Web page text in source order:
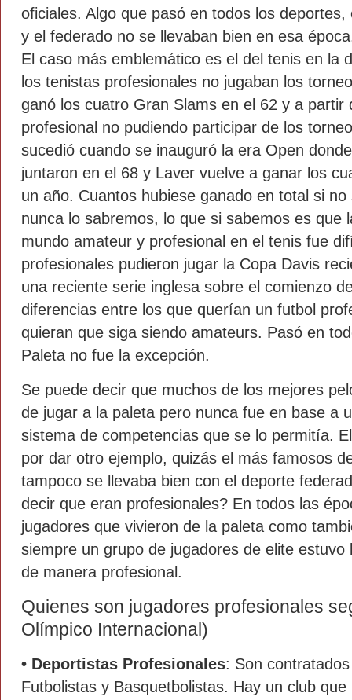
oficiales. Algo que pasó en todos los
y el federado no se llevaban bien en esa
El caso más emblemático es el del tenis en la
los tenistas profesionales no jugaban los
ganó los cuatro Gran Slams en el 62 y a partir
profesional no pudiendo participar de los
sucedió cuando se inauguró la era Open
juntaron en el 68 y Laver vuelve a ganar los
un año. Cuantos hubiese ganado en total si
nunca lo sabremos, lo que si sabemos es que
mundo amateur y profesional en el tenis fue
profesionales pudieron jugar la Copa Davis
una reciente serie inglesa sobre el comienzo
diferencias entre los que querían un futbol
quieran que siga siendo amateurs. Pasó en
Paleta no fue la excepción.
Se puede decir que muchos de los mejores
de jugar a la paleta pero nunca fue en base a
sistema de competencias que se lo permitía.
por dar otro ejemplo, quizás el más famosos
tampoco se llevaba bien con el deporte
decir que eran profesionales? En todos las
jugadores que vivieron de la paleta como
siempre un grupo de jugadores de elite estuvo
de manera profesional.
Quienes son jugadores profesionales
Olímpico Internacional)
• Deportistas Profesionales: Son
Futbolistas y Basquetbolistas. Hay un club